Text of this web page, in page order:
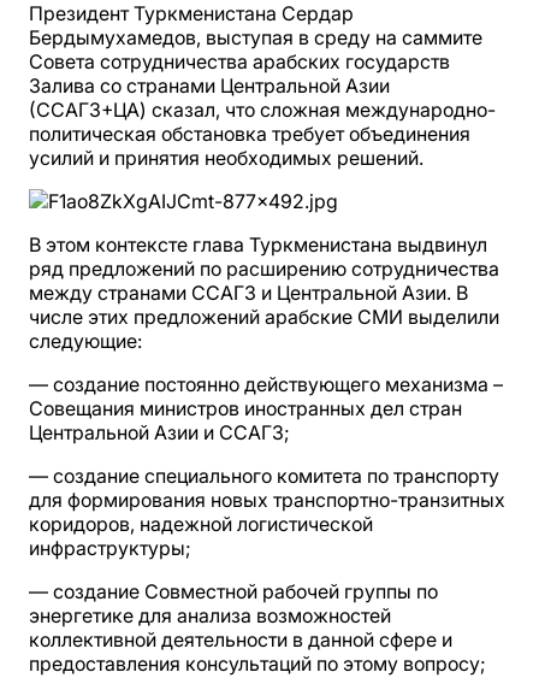
Президент Туркменистана Сердар
Бердымухамедов, выступая в среду на саммите
Совета сотрудничества арабских государств
Залива со странами Центральной Азии
(ССАГЗ+ЦА) сказал, что сложная международно-
политическая обстановка требует объединения
усилий и принятия необходимых решений.
В этом контексте глава Туркменистана выдвинул
ряд предложений по расширению сотрудничества
между странами ССАГЗ и Центральной Азии. В
числе этих предложений арабские СМИ выделили
следующие:
― создание постоянно действующего механизма –
Совещания министров иностранных дел стран
Центральной Азии и ССАГЗ;
― создание специального комитета по транспорту
для формирования новых транспортно-транзитных
коридоров, надежной логистической
инфраструктуры;
― создание Совместной рабочей группы по
энергетике для анализа возможностей
коллективной деятельности в данной сфере и
предоставления консультаций по этому вопросу;